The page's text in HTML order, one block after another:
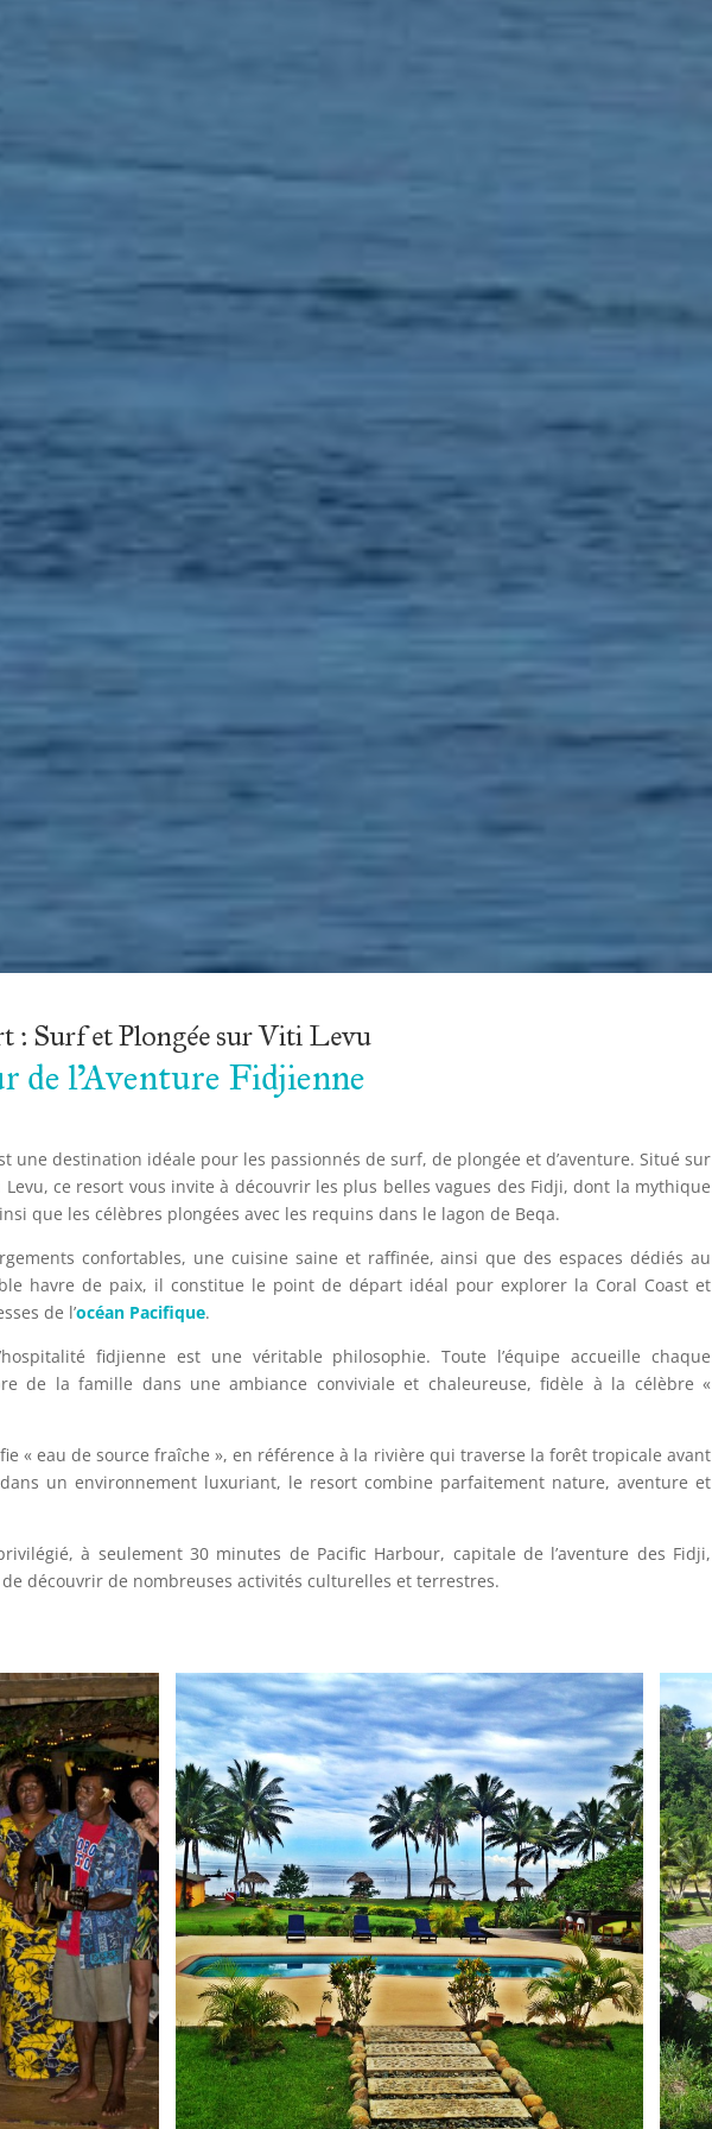
: Surf et Plongée sur Viti Levu
de l'Aventure Fidjienne
une destination idéale pour les passionnés de surf, de plongée et d’aventure. Situé sur
Levu, ce resort vous invite à découvrir les plus belles vagues des Fidji, dont la mythique
que les célèbres plongées avec les requins dans le lagon de Beqa.
confortables, une cuisine saine et raffinée, ainsi que des espaces dédiés au
havre de paix, il constitue le point de départ idéal pour explorer la Coral Coast et
de l’océan Pacifique.
fidjienne est une véritable philosophie. Toute l’équipe accueille chaque
de la famille dans une ambiance conviviale et chaleureuse, fidèle à la célèbre «
« eau de source fraîche », en référence à la rivière qui traverse la forêt tropicale avant
un environnement luxuriant, le resort combine parfaitement nature, aventure et
à seulement 30 minutes de Pacific Harbour, capitale de l’aventure des Fidji,
découvrir de nombreuses activités culturelles et terrestres.